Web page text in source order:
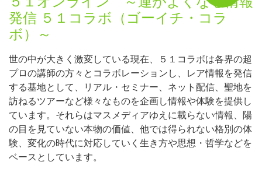
発信 ５１コラボ（ゴーイチ・コラ
ボ）～
世の中が大きく激変している現在、５１コラボは各界の超
プロの講師の方々とコラボレーションし、レア情報を発信
する基地として、リアル・セミナー、ネット配信、聖地を
訪ねるツアーなど様々なものを企画し情報や体験を提供し
ています。それらはマスメディアゆえに載らない情報、陽
の目を見ていない本物の価値、他では得られない格別の体
験、変化の時代に対応していく生き方や思想・哲学などを
ベースとしています。